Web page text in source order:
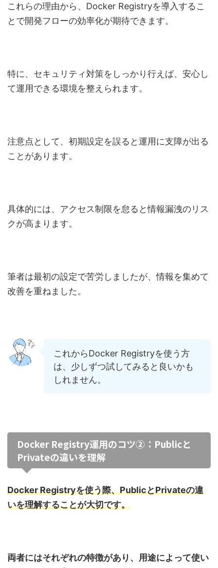
これらの理由から、Docker Registryを導入するこ
とで開発フローの効率化が期待できます。
特に、セキュリティ対策をしっかり行えば、安心し
て運用できる環境を整えられます。
注意点として、初期設定を誤ると運用に支障が出る
ことがあります。
具体的には、アクセス制限を怠ると情報漏洩のリス
クが高まります。
筆者は最初の設定で苦労しましたが、情報を集めて
改善を重ねました。
これからDocker Registryを使う方
は、少しずつ試してみると良いかも
しれません。
Docker Registry運用のコツ②：Publicと
Privateの違いを理解
Docker Registryを使う際、PublicとPrivateの違
いを理解することが大切です。
両者にはそれぞれの特徴があり、用途によって使い